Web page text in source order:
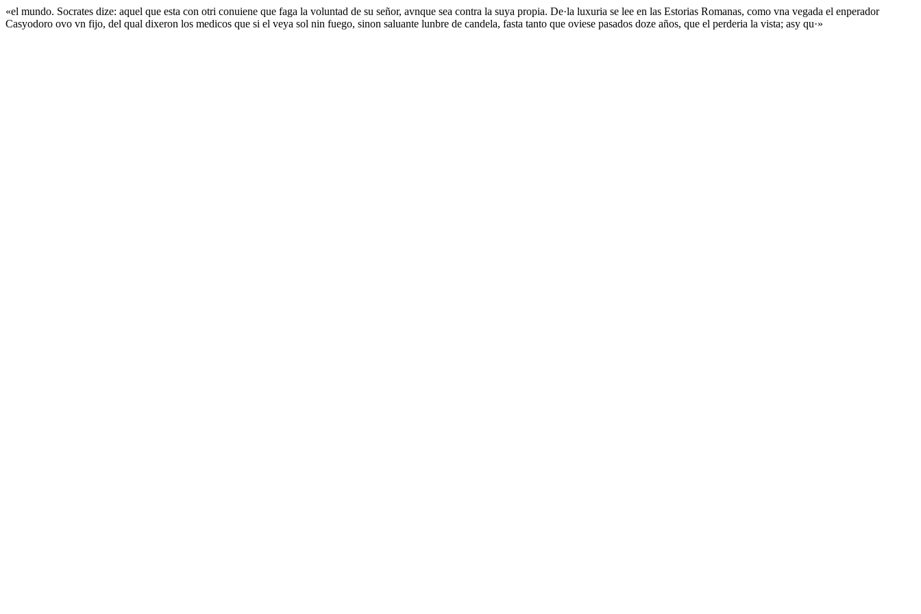
«el mundo. Socrates dize: aquel que esta con otri conuiene que faga la voluntad de su señor, avnque sea contra la suya propia. De·la luxuria se lee en las Estorias Romanas, como vna vegada el enperador
Casyodoro ovo vn fijo, del qual dixeron los medicos que si el veya sol nin fuego, sinon saluante lunbre de candela, fasta tanto que oviese pasados doze años, que el perderia la vista; asy qu·»